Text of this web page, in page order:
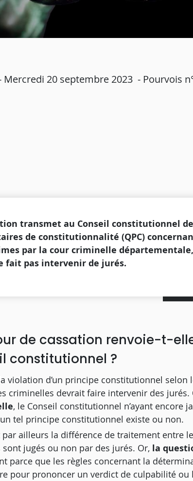
20 septembre 2023 - Pourvois
transmet au Conseil constitutionnel
de constitutionnalité (QPC)
par la cour criminelle départementale,
fait pas intervenir de jurés.
de cassation renvoie-t-
constitutionnel ?
violation d’un principe constitutionnel selon
criminelles devrait faire intervenir des jurés.
, le Conseil constitutionnel n’ayant encore
un tel principe constitutionnel existe ou non.
par ailleurs la différence de traitement entre
sont jugés ou non par des jurés. Or, la
parce que les règles concernant la
pour prononcer un verdict de culpabilité ou